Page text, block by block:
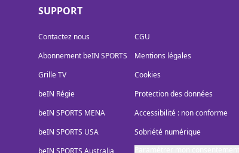
SUPPORT
Contactez nous
Abonnement beIN SPORTS
Grille TV
beIN Régie
beIN SPORTS MENA
beIN SPORTS USA
beIN SPORTS Australia
CGU
Mentions légales
Cookies
Protection des données
Accessibilité : non conforme
Sobriété numérique